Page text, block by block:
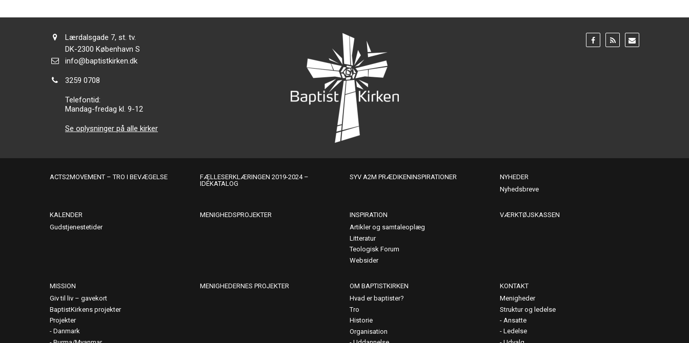
Adresse:
Lærdalsgade 7, st. tv.
Adresse:
DK-2300 København S
Send
info@baptistkirken.dk
Tlf.:
3259 0708
Telefontid:
Mandag-fredag kl. 9-12
Se oplysninger på alle kirker
Gå
til:
Gå
til:
Gå
til:
ACTS2MOVEMENT – TRO I BEVÆGELSE
FÆLLESERKLÆRINGEN 2019-2024 –
IDÉKATALOG
SYV A2M PRÆDIKENINSPIRATIONER
NYHEDER
Nyhedsbreve
KALENDER
Gudstjenestetider
MENIGHEDSPROJEKTER
INSPIRATION
Artikler og samtaleoplæg
Litteratur
Teologisk Forum
Websider
VÆRKTØJSKASSEN
MISSION
Giv til liv – gavekort
BaptistKirkens projekter
Projekter
Danmark
MENIGHEDERNES PROJEKTER
OM BAPTISTKIRKEN
Hvad er baptister?
Tro
Historie
Organisation
KONTAKT
Menigheder
Struktur og ledelse
Ansatte
Ledelse